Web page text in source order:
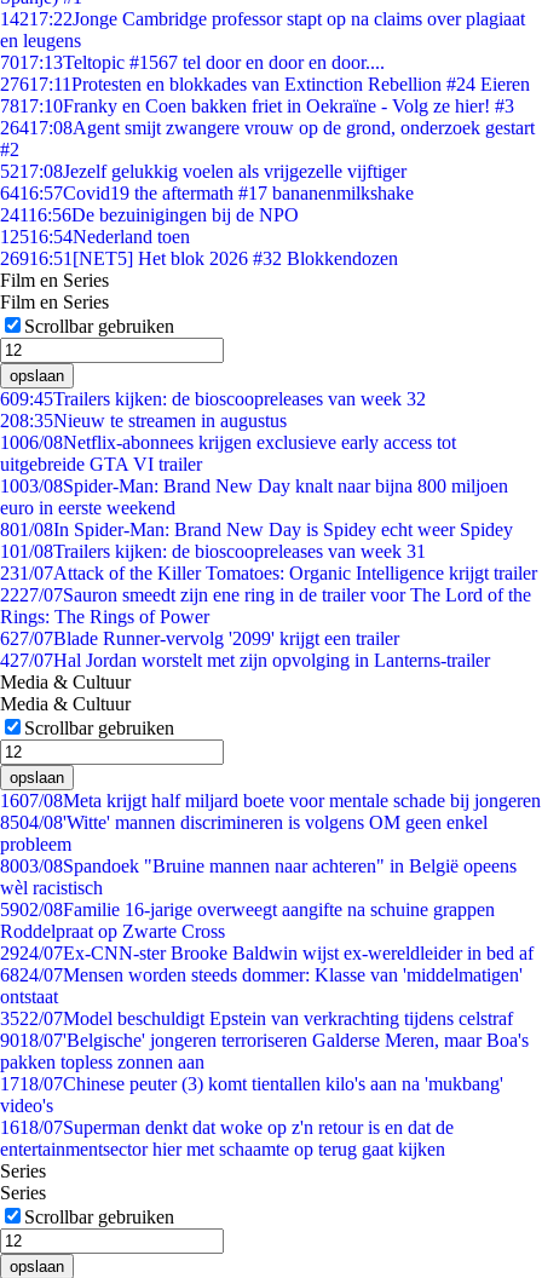
14217:22Jonge Cambridge professor stapt op na claims over plagiaat
en leugens
7017:13Teltopic #1567 tel door en door en door....
27617:11Protesten en blokkades van Extinction Rebellion #24 Eieren
7817:10Franky en Coen bakken friet in Oekraïne - Volg ze hier! #3
26417:08Agent smijt zwangere vrouw op de grond, onderzoek gestart
#2
5217:08Jezelf gelukkig voelen als vrijgezelle vijftiger
6416:57Covid19 the aftermath #17 bananenmilkshake
24116:56De bezuinigingen bij de NPO
12516:54Nederland toen
26916:51 [NET5] Het blok 2026 #32 Blokkendozen
Film en Series
Film en Series
Scrollbar gebruiken
opslaan
609:45Trailers kijken: de bioscoopreleases van week 32
208:35Nieuw te streamen in augustus
1006/08Netflix-abonnees krijgen exclusieve early access tot
uitgebreide GTA VI trailer
1003/08Spider-Man: Brand New Day knalt naar bijna 800 miljoen
euro in eerste weekend
801/08In Spider-Man: Brand New Day is Spidey echt weer Spidey
101/08Trailers kijken: de bioscoopreleases van week 31
231/07Attack of the Killer Tomatoes: Organic Intelligence krijgt trailer
2227/07Sauron smeedt zijn ene ring in de trailer voor The Lord of the
Rings: The Rings of Power
627/07Blade Runner-vervolg '2099' krijgt een trailer
427/07Hal Jordan worstelt met zijn opvolging in Lanterns-trailer
Media & Cultuur
Media & Cultuur
Scrollbar gebruiken
opslaan
1607/08Meta krijgt half miljard boete voor mentale schade bij jongeren
8504/08'Witte' mannen discrimineren is volgens OM geen enkel
probleem
8003/08Spandoek "Bruine mannen naar achteren" in België opeens
wèl racistisch
5902/08Familie 16-jarige overweegt aangifte na schuine grappen
Roddelpraat op Zwarte Cross
2924/07Ex-CNN-ster Brooke Baldwin wijst ex-wereldleider in bed af
6824/07Mensen worden steeds dommer: Klasse van 'middelmatigen'
ontstaat
3522/07Model beschuldigt Epstein van verkrachting tijdens celstraf
9018/07'Belgische' jongeren terroriseren Galderse Meren, maar Boa's
pakken topless zonnen aan
1718/07Chinese peuter (3) komt tientallen kilo's aan na 'mukbang'
video's
1618/07Superman denkt dat woke op z'n retour is en dat de
entertainmentsector hier met schaamte op terug gaat kijken
Series
Series
Scrollbar gebruiken
opslaan